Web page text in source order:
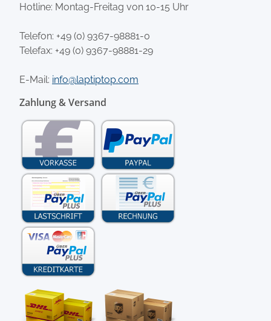
Hotline: Montag-Freitag von 10-15 Uhr
Telefon: +49 (0) 9367-98881-0
Telefax: +49 (0) 9367-98881-29
E-Mail: info@laptiptop.com
Zahlung & Versand